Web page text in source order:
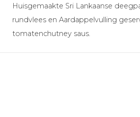
Huisgemaakte Sri Lankaanse
rundvlees en Aardappelvulling
tomatenchutney saus.